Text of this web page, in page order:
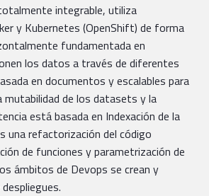
integrable, utiliza
y Kubernetes (OpenShift) de forma
fundamentada en
los datos a través de diferentes
en documentos y escalables para
mutabilidad de los datasets y la
está basada en Indexación de la
una refactorización del código
de funciones y parametrización de
ámbitos de Devops se crean y